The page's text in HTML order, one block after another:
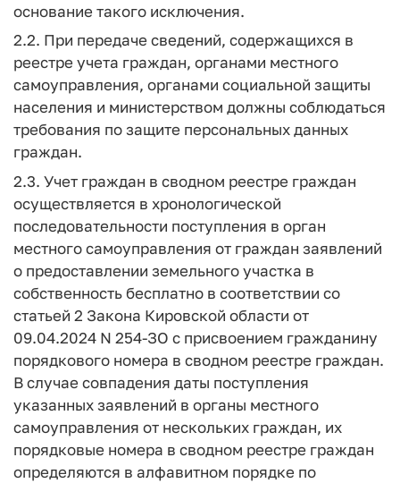
основание такого исключения.
2.2. При передаче сведений, содержащихся в
реестре учета граждан, органами местного
самоуправления, органами социальной защиты
населения и министерством должны соблюдаться
требования по защите персональных данных
граждан.
2.3. Учет граждан в сводном реестре граждан
осуществляется в хронологической
последовательности поступления в орган
местного самоуправления от граждан заявлений
о предоставлении земельного участка в
собственность бесплатно в соответствии со
статьей 2 Закона Кировской области от
09.04.2024 N 254-ЗО с присвоением гражданину
порядкового номера в сводном реестре граждан.
В случае совпадения даты поступления
указанных заявлений в органы местного
самоуправления от нескольких граждан, их
порядковые номера в сводном реестре граждан
определяются в алфавитном порядке по